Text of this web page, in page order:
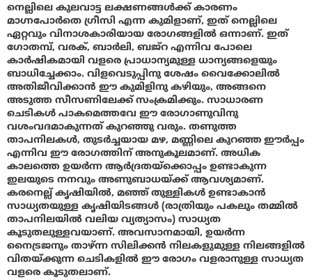
നെല്ലിലെ കുലവാട്ട ലക്ഷണങ്ങള്‍ക്ക് കാരണം
മാഗ്നപോര്‍തെ ഗ്രീസി എന്ന കുമിളാണ്, ഇത് നെല്ലിലെ
ഏറ്റവും വിനാശകാരിയായ രോഗങ്ങളില്‍ ഒന്നാണ്. ഇത്
ഗോതമ്പ്, വരക്, ബാര്‍ലി, ബജ്റ എന്നിവ പോലെ
കാര്‍ഷികമായി വളരെ പ്രാധാന്യമുള്ള ധാന്യങ്ങളെയും
ബാധിച്ചേക്കാം. വിളവെടുപ്പിനു ശേഷം വൈക്കോലില്‍
അതിജീവിക്കാന്‍ ഈ കുമിളിനു കഴിയും, അങ്ങനെ
അടുത്ത സീസണിലേക്ക് സംക്രമിക്കും. സാധാരണ
ചെടികള്‍ പാകമെത്തവേ ഈ രോഗാണുവിനു
വശംവദമാകുന്നത് കുറഞ്ഞു വരും. തണുത്ത
താപനിലകള്‍, തുടര്‍ച്ചയായ മഴ, മണ്ണിലെ കുറഞ്ഞ ഈര്‍പ്പം
എന്നിവ ഈ രോഗത്തിന് അനുകൂലമാണ്. അധിക
കാലത്തെ ഉയര്‍ന്ന ആര്‍ദ്രതയ്ക്കൊപ്പം ഉണ്ടാകുന്ന
ഇലയുടെ നനവും അണുബാധയ്ക്ക് ആവശ്യമാണ്.
കരനെല്ല് കൃഷിയില്‍, മഞ്ഞ് തുള്ളികള്‍ ഉണ്ടാകാന്‍
സാധ്യതയുള്ള കൃഷിയിടങ്ങള്‍ (രാത്രിയും പകലും തമ്മില്‍
താപനിലയില്‍ വലിയ വ്യത്യാസം) സാധ്യത
കൂടുതലുള്ളവയാണ്. അവസാനമായി, ഉയര്‍ന്ന
നൈട്രജനും താഴ്ന്ന സിലിക്കന്‍ നിലകളുമുള്ള നിലങ്ങളില്‍
വിതയ്ക്കുന്ന ചെടികളില്‍ ഈ രോഗം വളരാനുള്ള സാധ്യത
വളരെ കൂടുതലാണ്.